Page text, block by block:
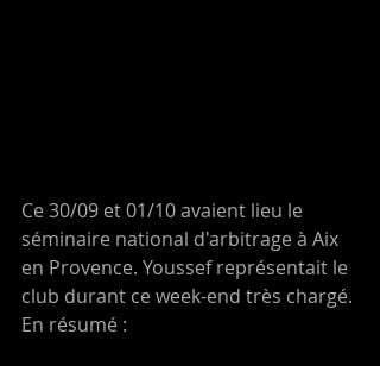
Ce 30/09 et 01/10 avaient lieu le
séminaire national d'arbitrage à Aix
en Provence. Youssef représentait le
club durant ce week-end très chargé.
En résumé :